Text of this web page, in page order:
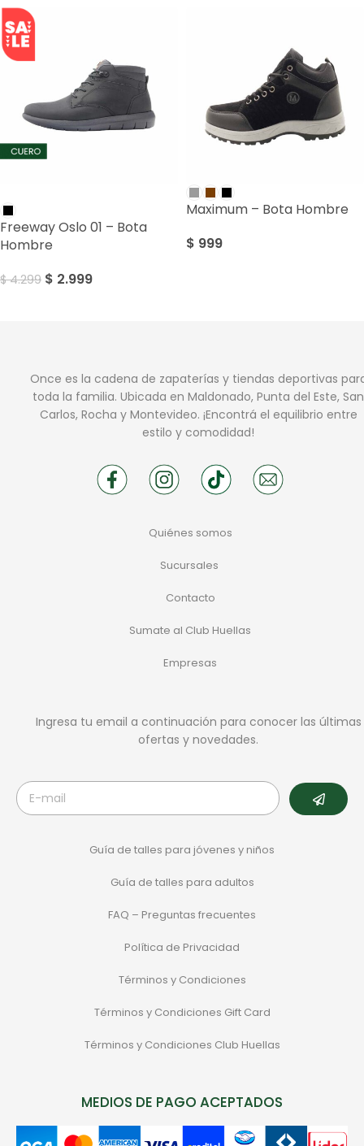
Freeway Oslo 01 – Bota
Hombre
$4.299 $ 2.999
Maximum – Bota Hombre
$ 999
Once es la cadena de zapaterías y tiendas deportivas
toda la familia. Ubicada en Maldonado, Punta del Este, San
Carlos, Rocha y Montevideo. ¡Encontrá el equilibrio entre
estilo y comodidad!
Quiénes somos
Sucursales
Contacto
Sumate al Club Huellas
Empresas
Ingresa tu email a continuación para conocer las últimas
ofertas y novedades.
Guía de talles para jóvenes y niños
Guía de talles para adultos
FAQ – Preguntas frecuentes
Política de Privacidad
Términos y Condiciones
Términos y Condiciones Gift Card
Términos y Condiciones Club Huellas
MEDIOS DE PAGO ACEPTADOS